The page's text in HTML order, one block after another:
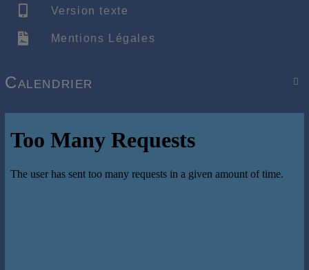
Version texte
Mentions Légales

Calendrier